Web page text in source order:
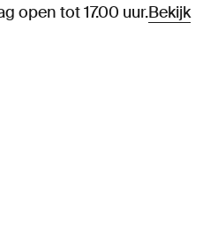
open tot 17.00 uur.Bekijk